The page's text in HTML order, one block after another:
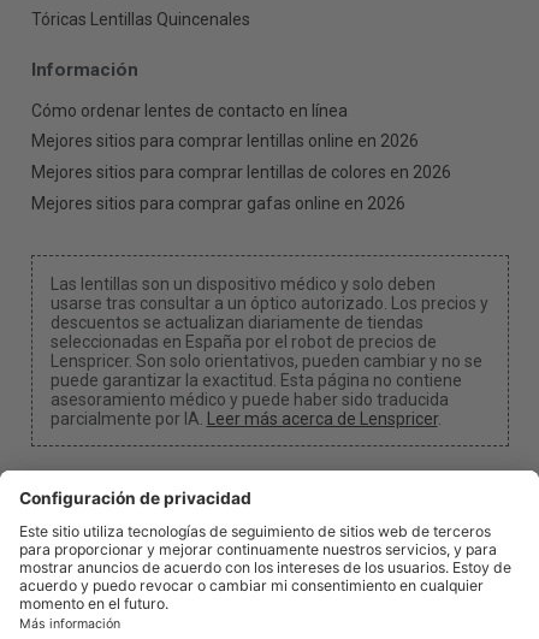
Tóricas Lentillas Quincenales
Información
Cómo ordenar lentes de contacto en línea
Mejores sitios para comprar lentillas online en 2026
Mejores sitios para comprar lentillas de colores en 2026
Mejores sitios para comprar gafas online en 2026
Las lentillas son un dispositivo médico y solo deben
usarse tras consultar a un óptico autorizado. Los precios y
descuentos se actualizan diariamente de tiendas
seleccionadas en España por el robot de precios de
Lenspricer. Son solo orientativos, pueden cambiar y no se
puede garantizar la exactitud. Esta página no contiene
asesoramiento médico y puede haber sido traducida
parcialmente por IA.
Leer más acerca de Lenspricer.
Configuración de cookies
Podemos recibir una comisión si utilizas uno de
nuestros enlaces para realizar una compra.